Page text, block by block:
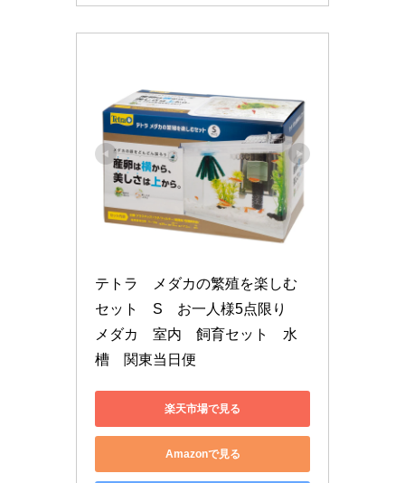
テトラ　メダカの繁殖を楽しむ
セット　S　お一人様5点限り
メダカ　室内　飼育セット　水
槽　関東当日便
楽天市場で見る
Amazonで見る